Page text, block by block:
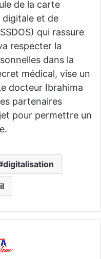
de la carte
digitale et de
qui rassure
respecter la
dans la
médical, vise un
docteur Ibrahima
partenaires
pour permettre un
digitalisation